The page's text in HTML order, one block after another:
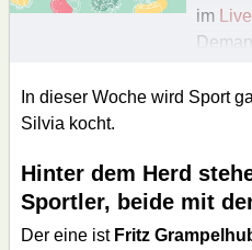
im
In dieser Woche wird Sport
Silvia kocht.
Hinter dem Herd
Sportler, beide mit
Der eine ist Fritz